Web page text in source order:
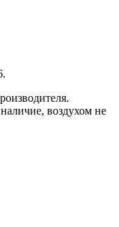
воздухом не